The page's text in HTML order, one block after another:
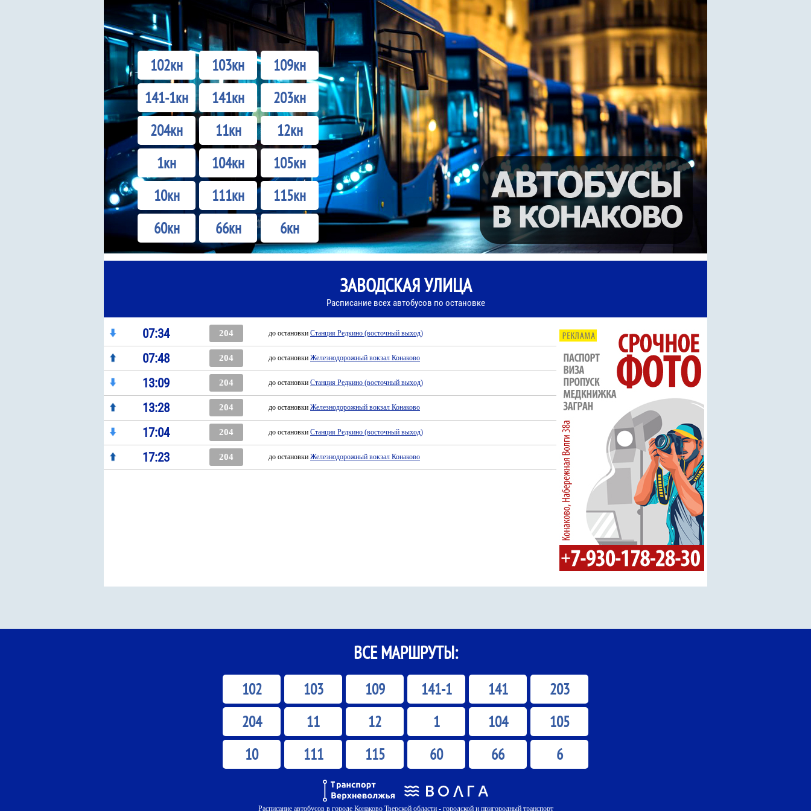
102кн 103кн
109кн
141-1кн
141кн
203кн
204кн
11кн
12кн
1кн
104кн
105кн
10кн
111кн
115кн
60кн
66кн 6кн
ЗАВОДСКАЯ УЛИЦА
Расписание всех автобусов по остановке
07:34 204 до остановки Станция Редкино (восточный выход)
07:48 204 до остановки Железнодорожный вокзал Конаково
13:09 204 до остановки Станция Редкино (восточный выход)
13:28 204 до остановки Железнодорожный вокзал Конаково
17:04 204 до остановки Станция Редкино (восточный выход)
17:23 204 до остановки Железнодорожный вокзал Конаково
ВСЕ МАРШРУТЫ:
102 103 109 141-1 141
203
204
11 12 1 104
105
10
111 115 60 66 6
Расписание автобусов в городе Конаково Тверской области - городской и пригородный транспорт